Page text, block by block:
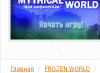
Главная FROZEN WORLD